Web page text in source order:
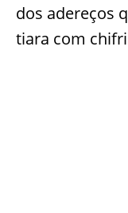
dos adereços
tiara com